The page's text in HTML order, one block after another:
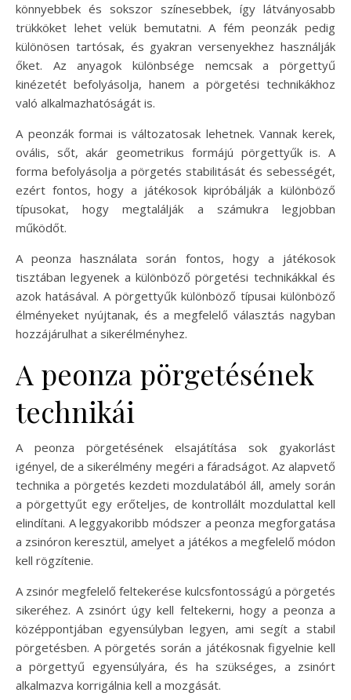
könnyebbek és sokszor színesebbek, így látványosabb
trükköket lehet velük bemutatni. A fém peonzák pedig
különösen tartósak, és gyakran versenyekhez használják
őket. Az anyagok különbsége nemcsak a pörgettyű
kinézetét befolyásolja, hanem a pörgetési technikákhoz
való alkalmazhatóságát is.
A peonzák formai is változatosak lehetnek. Vannak kerek,
ovális, sőt, akár geometrikus formájú pörgettyűk is. A
forma befolyásolja a pörgetés stabilitását és sebességét,
ezért fontos, hogy a játékosok kipróbálják a különböző
típusokat, hogy megtalálják a számukra legjobban
működőt.
A peonza használata során fontos, hogy a játékosok
tisztában legyenek a különböző pörgetési technikákkal és
azok hatásával. A pörgettyűk különböző típusai különböző
élményeket nyújtanak, és a megfelelő választás nagyban
hozzájárulhat a sikerélményhez.
A peonza pörgetésének
technikái
A peonza pörgetésének elsajátítása sok gyakorlást
igényel, de a sikerélmény megéri a fáradságot. Az alapvető
technika a pörgetés kezdeti mozdulatából áll, amely során
a pörgettyűt egy erőteljes, de kontrollált mozdulattal kell
elindítani. A leggyakoribb módszer a peonza megforgatása
a zsinóron keresztül, amelyet a játékos a megfelelő módon
kell rögzítenie.
A zsinór megfelelő feltekerése kulcsfontosságú a pörgetés
sikeréhez. A zsinórt úgy kell feltekerni, hogy a peonza a
középpontjában egyensúlyban legyen, ami segít a stabil
pörgetésben. A pörgetés során a játékosnak figyelnie kell
a pörgettyű egyensúlyára, és ha szükséges, a zsinórt
alkalmazva korrigálnia kell a mozgását.